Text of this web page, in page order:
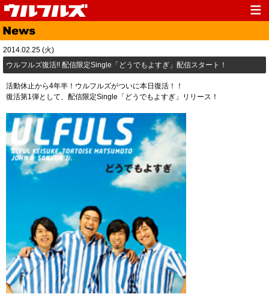
Top
Media Live
Contact Link
2014.02.25 (火)
ウルフルズ復活!! 配信限定Single「どうでもよすぎ」配信スタート！
活動休止から4年半！ウルフルズがついに本日復活！！
復活第1弾として、配信限定Single「どうでもよすぎ」リリース！